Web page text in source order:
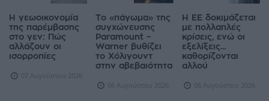
Η γεωοικονομία
της παρέμβασης
στο γεν: Πώς
αλλάζουν οι
ισορροπίες
07 Αυγούστου 2026
Το «πάγωμα» της
συγχώνευσης
Paramount –
Warner βυθίζει
το Χόλιγουντ
στην αβεβαιότητα
06 Αυγούστου 2026
Η ΕΕ δοκιμάζεται
με πολλαπλές
κρίσεις, ενώ οι
εξελίξεις...
καθορίζονται
αλλού
06 Αυγούστου 2026